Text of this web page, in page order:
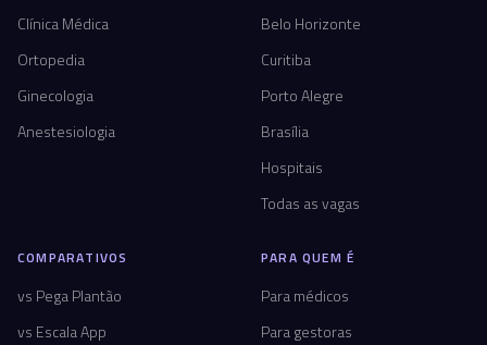
Clínica Médica
Ortopedia
Ginecologia
Anestesiologia
Belo Horizonte
Curitiba
Porto Alegre
Brasília
Hospitais
Todas as vagas
COMPARATIVOS
vs Pega Plantão
vs Escala App
PARA QUEM É
Para médicos
Para gestoras